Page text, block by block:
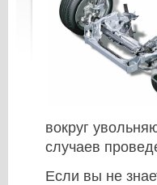
вокруг
случаев
Если вы не